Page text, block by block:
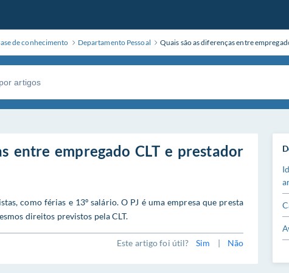
de conhecimento Departamento Pessoal Quais são as diferenças entre
entre empregado CLT e prestador
como férias e 13º salário. O PJ é uma empresa que presta
direitos previstos pela CLT.
Este artigo foi útil? Sim | Não